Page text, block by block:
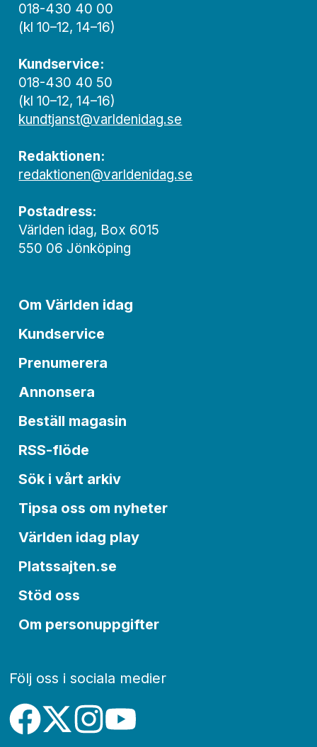
018-430 40 00
(kl 10–12, 14–16)
Kundservice:
018-430 40 50
(kl 10–12, 14–16)
kundtjanst@varldenidag.se
Redaktionen:
redaktionen@varldenidag.se
Postadress:
Världen idag, Box 6015
550 06 Jönköping
Om Världen idag
Kundservice
Prenumerera
Annonsera
Beställ magasin
RSS-flöde
Sök i vårt arkiv
Tipsa oss om nyheter
Världen idag play
Platssajten.se
Stöd oss
Om personuppgifter
Följ oss i sociala medier